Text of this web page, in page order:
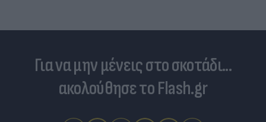
Για να μην μένεις στο σκοτάδι...
ακολούθησε το Flash.gr